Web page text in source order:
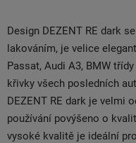
Design DEZENT RE dark
lakováním, je velice
Passat, Audi A3, BMW
křivky všech posledních
DEZENT RE dark je velmi
používání povýšeno o
vysoké kvalitě je ideální